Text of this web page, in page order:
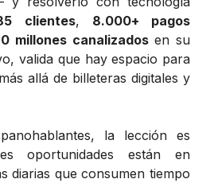
clientes, 8.000+ pagos
millones canalizadosen su
valida que hay espacio para
allá de billeteras digitales y
la lección es
oportunidades están en
diarias que consumen tiempo